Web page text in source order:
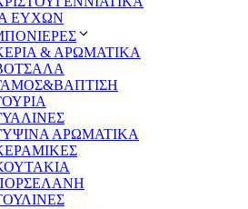
ΕΥΧΩΝ
& ΑΡΩΜΑΤΙΚΑ
ΑΡΩΜΑΤΙΚΑ